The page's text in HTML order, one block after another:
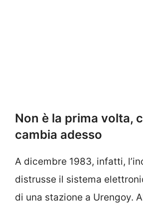
Non è la prima volta,
cambia adesso
A dicembre 1983, infatti,
distrusse il sistema
di una stazione a Urengoy.